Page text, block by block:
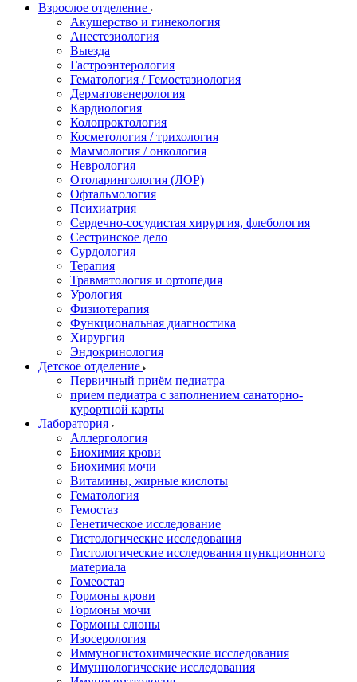
Взрослое отделение
Акушерство и гинекология
Анестезиология
Выезда
Гастроэнтерология
Гематология / Гемостазиология
Дерматовенерология
Кардиология
Колопроктология
Косметология / трихология
Маммология / онкология
Неврология
Отоларингология (ЛОР)
Офтальмология
Психиатрия
Сердечно-сосудистая хирургия, флебология
Сестринское дело
Сурдология
Терапия
Травматология и ортопедия
Урология
Физиотерапия
Функциональная диагностика
Хирургия
Эндокринология
Детское отделение
Первичный приём педиатра
прием педиатра с заполнением санаторно-
курортной карты
Лаборатория
Аллергология
Биохимия крови
Биохимия мочи
Витамины, жирные кислоты
Гематология
Гемостаз
Генетическое исследование
Гистологические исследования
Гистологические исследования пункционного
материала
Гомеостаз
Гормоны крови
Гормоны мочи
Гормоны слюны
Изосерология
Иммуногистохимические исследования
Имуннологические исследования